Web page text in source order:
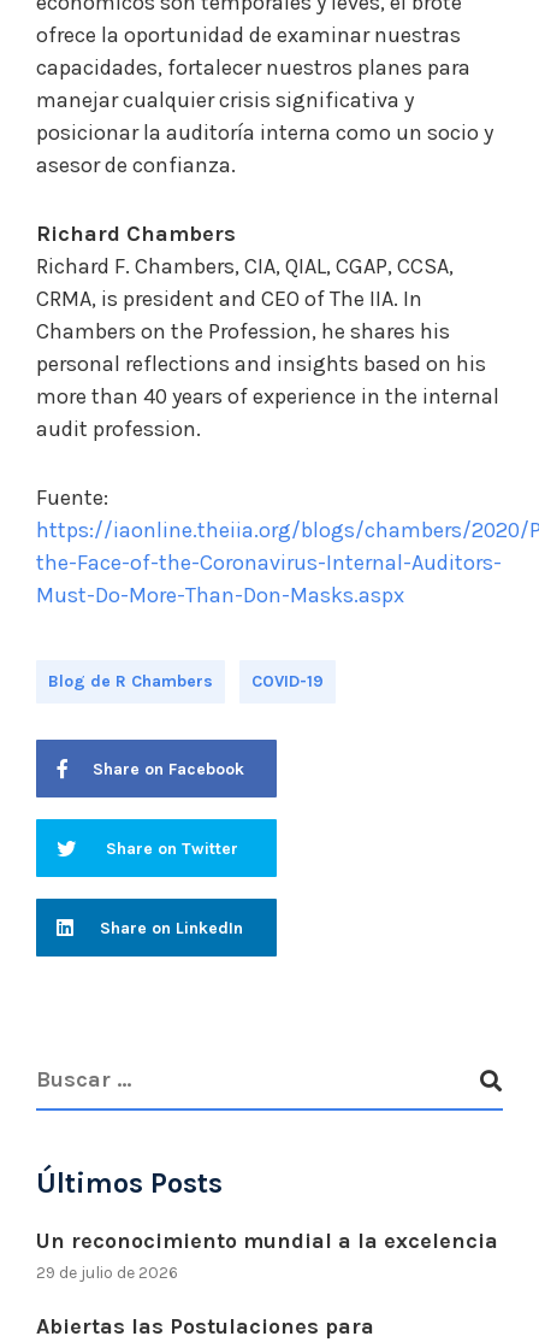
ofrece la oportunidad de examinar nuestras
capacidades, fortalecer nuestros planes para
manejar cualquier crisis significativa y
posicionar la auditoría interna como un socio y
asesor de confianza.
Richard Chambers
​Richard F. Chambers, CIA, QIAL, CGAP, CCSA​,
CRMA, is president and CEO of The IIA. In
Chambers on the Profession, he shares his
personal reflections and insights based on his
more than 40 years of experience in the internal
audit profession.
Fuente:
https://iaonline.theiia.org/blogs/chambers/2020/
the-Face-of-the-Coronavirus-Internal-Auditors-
Must-Do-More-Than-Don-Masks.aspx
Blog de R Chambers COVID-19
Share on Facebook
Share on Twitter
Share on LinkedIn
Últimos Posts
Un reconocimiento mundial a la excelencia
29 de julio de 2026
Abiertas las Postulaciones para